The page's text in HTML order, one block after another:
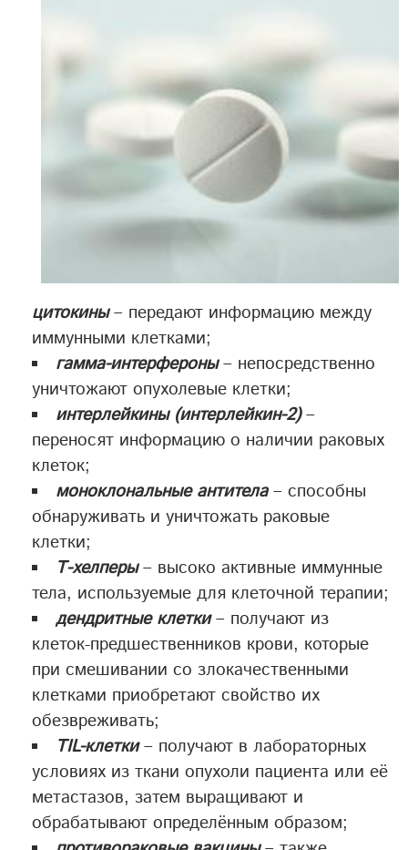
цитокины– передают информацию между
иммунными клетками;
гамма-интерфероны– непосредственно
уничтожают опухолевые клетки;
интерлейкины (интерлейкин-2)–
переносят информацию о наличии раковых
клеток;
моноклональные антитела– способны
обнаруживать и уничтожать раковые
клетки;
Т-хелперы– высоко активные иммунные
тела, используемые для клеточной терапии;
дендритные клетки– получают из
клеток-предшественников крови, которые
при смешивании со злокачественными
клетками приобретают свойство их
обезвреживать;
TIL-клетки – получают в лабораторных
условиях из ткани опухоли пациента или её
метастазов, затем выращивают и
обрабатывают определённым образом;